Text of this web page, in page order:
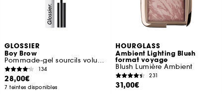
GLOSSIER
Boy Brow
Pommade-gel sourcils volumateur
134
28,00€
7 teintes disponibles
HOURGLASS
Ambient Lighting Blush
format voyage
Blush Lumière Ambient
231
31,00€